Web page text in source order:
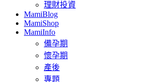
理財投資
MamiBlog
MamiShop
MamiInfo
備孕期
懷孕期
產後
專題